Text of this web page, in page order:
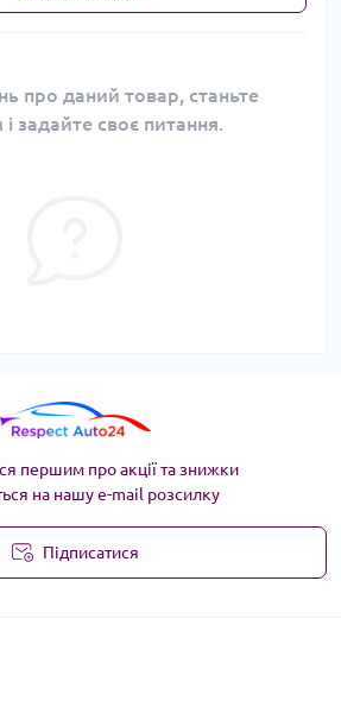
про даний товар, станьте
задайте своє питання.
першим про акції та знижки
на нашу e-mail розсилку
Підписатися